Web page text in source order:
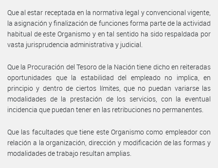
Que al estar receptada en la normativa legal y convencional vigente,
la asignación y finalización de funciones forma parte de la actividad
habitual de este Organismo y en tal sentido ha sido respaldada por
vasta jurisprudencia administrativa y judicial.
Que la Procuración del Tesoro de la Nación tiene dicho en reiteradas
oportunidades que la estabilidad del empleado no implica, en
principio y dentro de ciertos límites, que no puedan variarse las
modalidades de la prestación de los servicios, con la eventual
incidencia que puedan tener en las retribuciones no permanentes.
Que las facultades que tiene este Organismo como empleador con
relación a la organización, dirección y modificación de las formas y
modalidades de trabajo resultan amplias.